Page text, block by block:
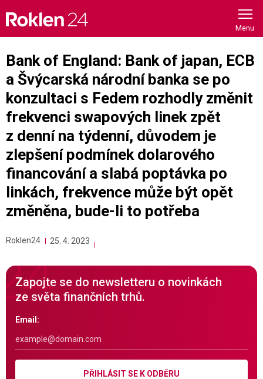
content
Bank of England: Bank of japan, ECB
a Švýcarská národní banka se po
konzultaci s Fedem rozhodly změnit
frekvenci swapových linek zpět
z denní na týdenní, důvodem je
zlepšení podmínek dolarového
financování a slabá poptávka po
linkách, frekvence může být opět
změněna, bude-li to potřeba
Roklen24 25. 4. 2023
Zapojte se do newsletteru o novinkách
ze světa finančních trhů.
Email:
PŘIHLÁSIT SE K ODBĚRU